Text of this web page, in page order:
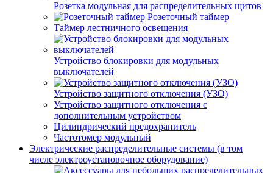
Розетка модульная для распределительных щитов
Розеточный таймер
Таймер лестничного освещения
Устройство блокировки для модульных
выключателей
Устройство защитного отключения (УЗО)
Устройство защитного отключения с
дополнительным устройством
Цилиндрический предохранитель
Частотомер модульный
Электрические распределительные системы (в том
числе электроустановочное оборудование)